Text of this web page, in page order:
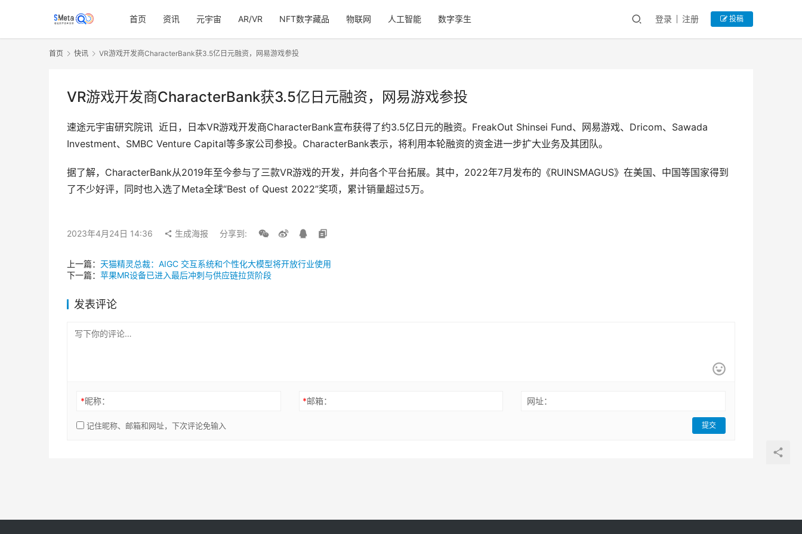
首页 资讯 元宇宙 AR/VR NFT数字藏品 物联网 人工智能 数字孪生 登录 注册 投稿
首页 快讯 VR游戏开发商CharacterBank获3.5亿日元融资，网易游戏参投
VR游戏开发商CharacterBank获3.5亿日元融资，网易游戏参投
速途元宇宙研究院讯  近日，日本VR游戏开发商CharacterBank宣布获得了约3.5亿日元的融资。FreakOut Shinsei Fund、网易游戏、Dricom、Sawada
Investment、SMBC Venture Capital等多家公司参投。CharacterBank表示，将利用本轮融资的资金进一步扩大业务及其团队。
据了解，CharacterBank从2019年至今参与了三款VR游戏的开发，并向各个平台拓展。其中，2022年7月发布的《RUINSMAGUS》在美国、中国等国家得到
了不少好评，同时也入选了Meta全球“Best of Quest 2022”奖项，累计销量超过5万。
2023年4月24日 14:36 生成海报 分享到:
上一篇： 天猫精灵总裁：AIGC 交互系统和个性化大模型将开放行业使用
下一篇： 苹果MR设备已进入最后冲刺与供应链拉货阶段
发表评论
*昵称： *邮箱： 网址：
记住昵称、邮箱和网址，下次评论免输入 提交